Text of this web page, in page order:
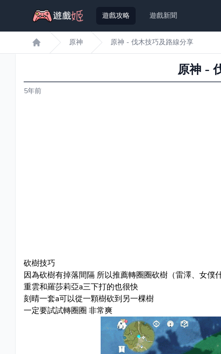
遊戲攻略 遊戲新聞
遊戲姬首頁
原神 原神 - 伐木技巧及路線分享
原神 -
5年前
砍樹技巧
因為砍樹有掉落間隔 所以推薦轉圈圈砍樹（雷澤、女僕
重雲和羅莎莉亞a三下打的也很快
刻晴一套a可以從一顆樹砍到另一棵樹
一定要試試轉圈圈 非常爽